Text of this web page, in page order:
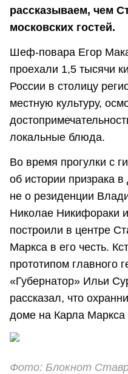
рассказываем, чем
московских гостей.
Шеф-повара Егор
проехали 1,5 тысячи
России в столицу
местную культуру,
локальные блюда.
Во время прогулки с
об истории призрака
не о резиденции
Николае Никифораки
построили в центре
Маркса в его честь.
прототипом главного
«Губернатор» Ильи
рассказал, что
доме на Карла Маркса
Фото: Блокнот